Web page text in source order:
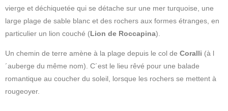
vierge et déchiquetée qui se détache sur une mer turquoise, une
large plage de sable blanc et des rochers aux formes étranges, en
particulier un lion couché (Lion de Roccapina).
Un chemin de terre amène à la plage depuis le col de Coralli (à l
´auberge du même nom). C´est le lieu rêvé pour une balade
romantique au coucher du soleil, lorsque les rochers se mettent à
rougeoyer.